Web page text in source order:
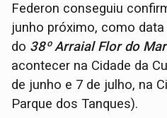
Federon conseguiu
junho próximo, como
do 38º Arraial Flor do
acontecer na Cidade da
de junho e 7 de julho, na
Parque dos Tanques).